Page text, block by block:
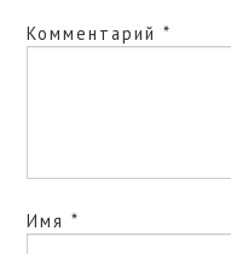
Комментарий*
Имя*